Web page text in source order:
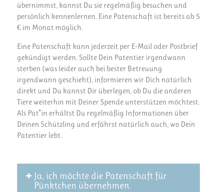
übernimmst, kannst Du sie regelmäßig besuchen und
persönlich kennenlernen. Eine Patenschaft ist bereits ab 5
€ im Monat möglich.
Eine Patenschaft kann jederzeit per E-Mail oder Postbrief
gekündigt werden. Sollte Dein Patentier irgendwann
sterben (was leider auch bei bester Betreuung
irgendwann geschieht), informieren wir Dich natürlich
direkt und Du kannst Dir überlegen, ob Du die anderen
Tiere weiterhin mit Deiner Spende unterstützen möchtest.
Als Pat*in erhältst Du regelmäßig Informationen über
Deinen Schützling und erfährst natürlich auch, wo Dein
Patentier lebt.
Ja, ich möchte die Patenschaft für
Pünktchen übernehmen.